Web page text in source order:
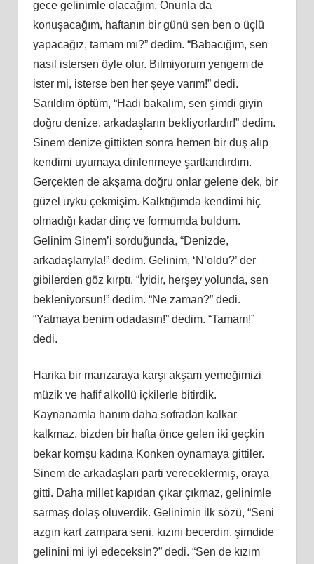
gece gelinimle olacağım. Onunla da
konuşacağım, haftanın bir günü sen ben o üçlü
yapacağız, tamam mı?” dedim. “Babacığım, sen
nasıl istersen öyle olur. Bilmiyorum yengem de
ister mi, isterse ben her şeye varım!” dedi.
Sarıldım öptüm, “Hadi bakalım, sen şimdi giyin
doğru denize, arkadaşların bekliyorlardır!” dedim.
Sinem denize gittikten sonra hemen bir duş alıp
kendimi uyumaya dinlenmeye şartlandırdım.
Gerçekten de akşama doğru onlar gelene dek, bir
güzel uyku çekmişim. Kalktığımda kendimi hiç
olmadığı kadar dinç ve formumda buldum.
Gelinim Sinem’i sorduğunda, “Denizde,
arkadaşlarıyla!” dedim. Gelinim, ‘N’oldu?’ der
gibilerden göz kırptı. “İyidir, herşey yolunda, sen
bekleniyorsun!” dedim. “Ne zaman?” dedi.
“Yatmaya benim odadasın!” dedim. “Tamam!”
dedi.
Harika bir manzaraya karşı akşam yemeğimizi
müzik ve hafif alkollü içkilerle bitirdik.
Kaynanamla hanım daha sofradan kalkar
kalkmaz, bizden bir hafta önce gelen iki geçkin
bekar komşu kadına Konken oynamaya gittiler.
Sinem de arkadaşları parti vereceklermiş, oraya
gitti. Daha millet kapıdan çıkar çıkmaz, gelinimle
sarmaş dolaş oluverdik. Gelinimin ilk sözü, “Seni
azgın kart zampara seni, kızını becerdin, şimdide
gelinini mi iyi edeceksin?” dedi. “Sen de kızım